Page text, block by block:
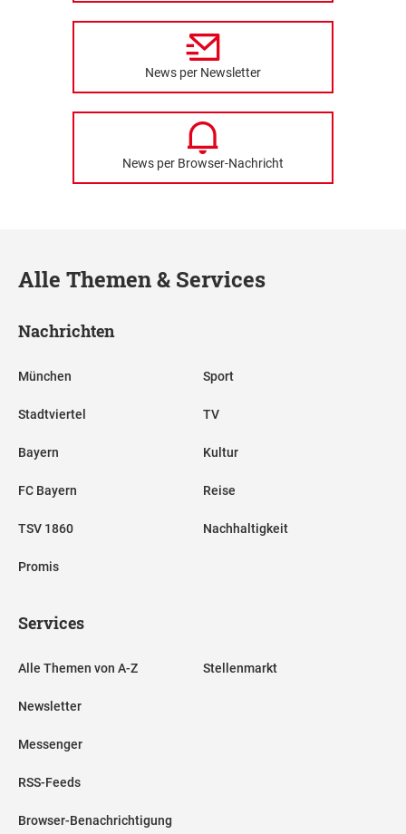
News per Newsletter
News per Browser-Nachricht
Alle Themen & Services
Nachrichten
München
Stadtviertel
Bayern
FC Bayern
TSV 1860
Promis
Sport
TV
Kultur
Reise
Nachhaltigkeit
Services
Alle Themen von A-Z
Newsletter
Messenger
RSS-Feeds
Browser-Benachrichtigung
Stellenmarkt